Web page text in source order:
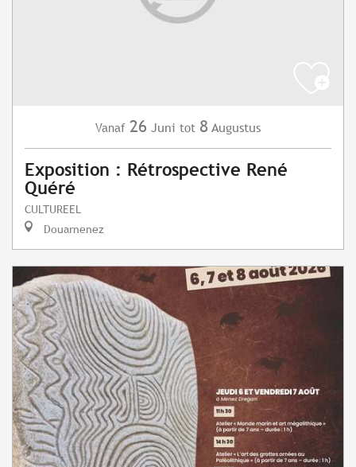
Vanaf 26 Juni tot 8 Augustus
Exposition : Rétrospective René
Quéré
CULTUREEL
Douarnenez